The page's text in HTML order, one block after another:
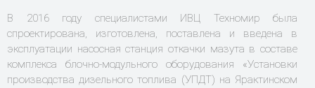
В 2016 году специалистами ИВЦ Техномир была
спроектирована, изготовлена, поставлена и введена в
эксплуатации насосная станция откачки мазута в составе
комплекса блочно-модульного оборудования «Установки
производства дизельного топлива (УПДТ) на Ярактинском